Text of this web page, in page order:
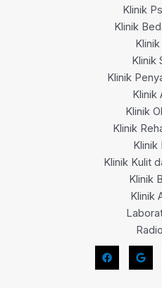
Klinik
Klinik
Klinik
Klinik
Klinik
Klinik
Klinik
Klinik
Klinik Kulit
Klinik
Klinik